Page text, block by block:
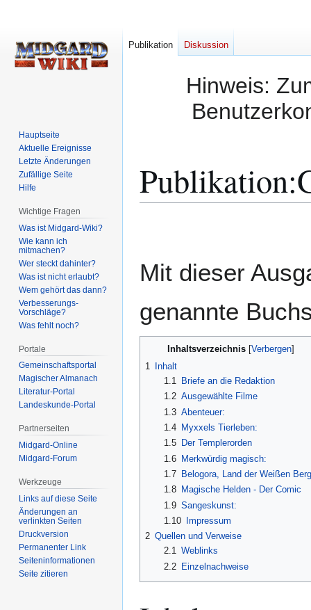
Hinweis:
Publikation:
Mit dieser
genannte
Inhaltsverzeichnis
1
Inhalt
1.1
Briefe an die Redaktion
1.2 Ausgewählte Filme
1.3 Abenteuer:
1.4
Myxxels Tierleben:
1.5
Der Templerorden
1.6 Merkwürdig magisch:
1.7
Belogora, Land der Weißen
1.8
Magische Helden - Der Comic
1.9 Sangeskunst:
1.10
Impressum
2 Quellen und Verweise
2.1 Weblinks
2.2 Einzelnachweise
Publikation Diskussion
Hauptseite
Aktuelle Ereignisse
Letzte Änderungen
Zufällige Seite
Hilfe
Wichtige Fragen
Was ist Midgard-Wiki?
Wie kann ich
mitmachen?
Wer steckt dahinter?
Was ist nicht erlaubt?
Wem gehört das dann?
Verbesserungs-
Vorschläge?
Was fehlt noch?
Portale
Gemeinschafts­portal
Magischer Almanach
Literatur-Portal
Landeskunde-Portal
Partnerseiten
Midgard-Online
Midgard-Forum
Werkzeuge
Links auf diese Seite
Änderungen an
verlinkten Seiten
Druckversion
Permanenter Link
Seiten­­informationen
Seite zitieren